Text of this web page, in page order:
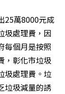
25萬8000元成
圾處理費，因
每個月是按照
，彰化市垃圾
圾處理費。垃
垃圾減量的誘